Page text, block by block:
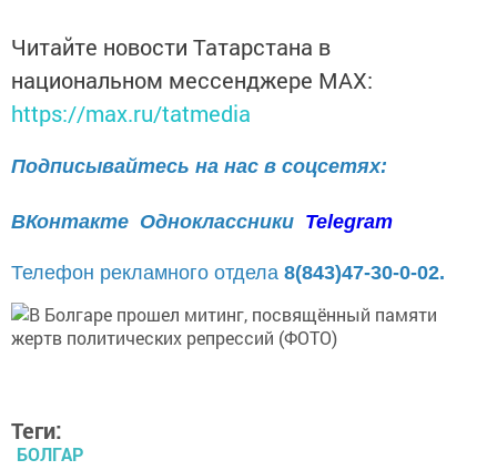
Читайте новости Татарстана в
национальном мессенджере MАХ:
https://max.ru/tatmedia
Подписывайтесь на нас в соцсетях:
ВКонтакте Одноклассники Telegram
Телефон рекламного отдела 8(843)47-30-0-02.
Теги:
БОЛГАР